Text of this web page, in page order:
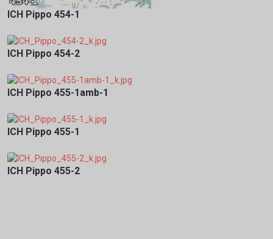
ICH Pippo 454-1
ICH Pippo 454-2
ICH Pippo 455-1amb-1
ICH Pippo 455-1
ICH Pippo 455-2